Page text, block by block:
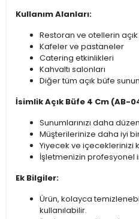
Kullanım Alanları:
Restoran ve otellerin
Kafeler ve pastaneler
Catering etkinlikleri
Kahvaltı salonları
Diğer tüm açık büfe
İsimlik Açık Büfe 4 Cm (AB-
Sunumlarınızı daha
Müşterilerinize daha iyi
Yiyecek ve içeceklerinizi
İşletmenizin profesyonel
Ek Bilgiler:
Ürün, kolayca
kullanılabilir.